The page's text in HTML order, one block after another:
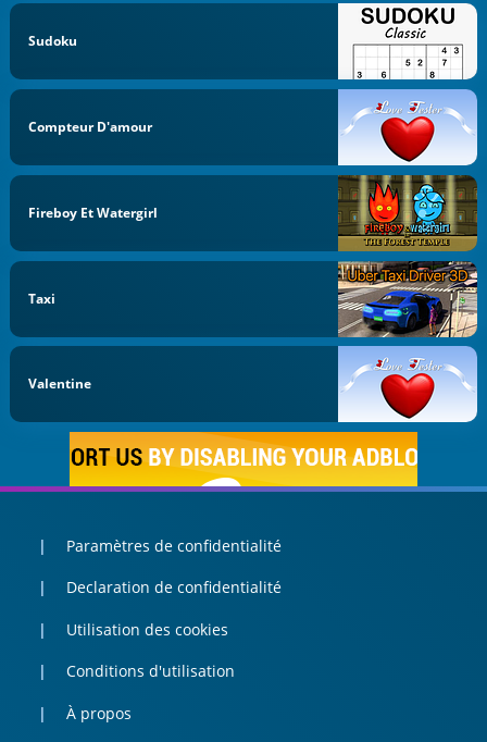
Sudoku
Compteur D'amour
Fireboy Et Watergirl
Taxi
Valentine
Paramètres de confidentialité
Declaration de confidentialité
Utilisation des cookies
Conditions d'utilisation
À propos